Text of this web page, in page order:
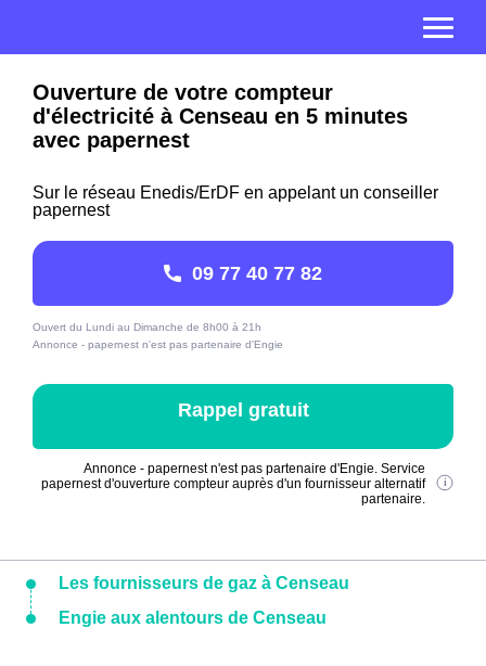
Ouverture de votre compteur
d'électricité à Censeau en 5 minutes
avec papernest
Sur le réseau Enedis/ErDF en appelant un conseiller
papernest
09 77 40 77 82
Ouvert du Lundi au Dimanche de 8h00 à 21h
Annonce - papernest n'est pas partenaire d'Engie
Rappel gratuit
Annonce - papernest n'est pas partenaire d'Engie. Service
papernest d'ouverture compteur auprès d'un fournisseur alternatif
partenaire.
Les fournisseurs de gaz à Censeau
Engie aux alentours de Censeau